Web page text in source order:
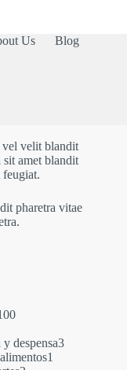
Us
Blog
vel velit blandit
sit amet blandit
feugiat.
pharetra vitae
100
despensa33
1